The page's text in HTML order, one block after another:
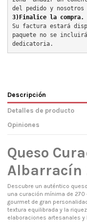
del pedido y
3)Finalice la compra.
Su factura estará
paquete no se
dedicatoria.
Descripción
Detalles de producto
Opiniones
Queso
Albarracín
Descubre un auténtico
una curación mínima de 270
gourmet de gran
textura equilibrada y la
elaboraciones artesanales y